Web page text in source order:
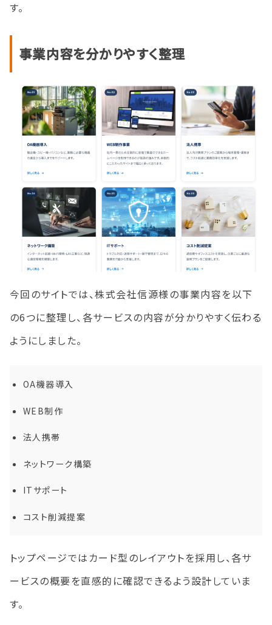
す。
事業内容を分かりやすく整理
今回のサイトでは、株式会社信源様の事業内容を以下
の6つに整理し、各サービスの内容が分かりやすく伝わる
ようにしました。
OA機器導入
WEB制作
法人携帯
ネットワーク構築
ITサポート
コスト削減提案
トップページではカード型のレイアウトを採用し、各サ
ービスの概要を直感的に確認できるよう設計していま
す。